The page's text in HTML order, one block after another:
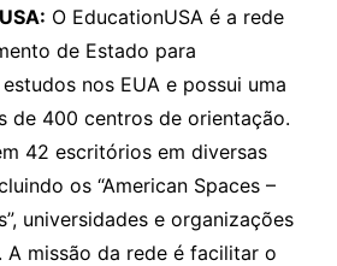
O EducationUSA é a rede
de Estado para
nos EUA e possui uma
de 400 centros de orientação.
42 escritórios em diversas
os “American Spaces –
universidades e organizações
A missão da rede é facilitar o